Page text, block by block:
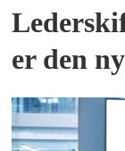
er den